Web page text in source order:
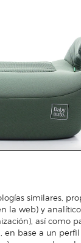
similares,
la web) y
así como
base a un